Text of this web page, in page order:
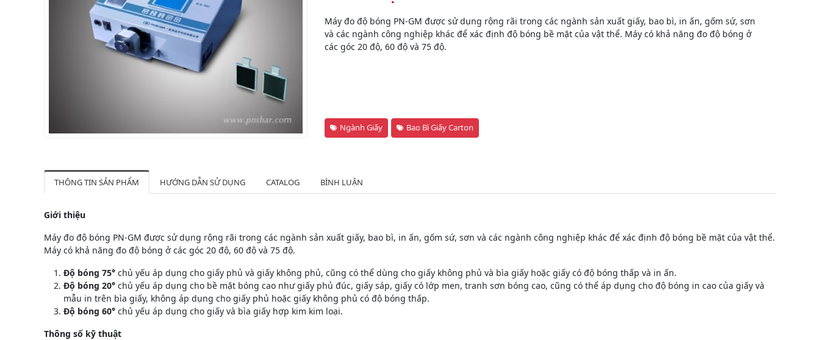
Máy đo độ bóng PN-GM được sử dụng rộng rãi trong các ngành sản xuất giấy, bao bì, in ấn, gốm sứ, sơn
và các ngành công nghiệp khác để xác định độ bóng bề mặt của vật thể. Máy có khả năng đo độ bóng ở
các góc 20 độ, 60 độ và 75 độ.
Ngành Giấy Bao Bì Giấy Carton
THÔNG TIN SẢN PHẨM HƯỚNG DẪN SỬ DỤNG CATALOG BÌNH LUẬN
Giới thiệu
Máy đo độ bóng PN-GM được sử dụng rộng rãi trong các ngành sản xuất giấy, bao bì, in ấn, gốm sứ, sơn và các ngành công nghiệp khác để xác định độ bóng bề mặt của vật thể.
Máy có khả năng đo độ bóng ở các góc 20 độ, 60 độ và 75 độ.
Độ bóng 75° chủ yếu áp dụng cho giấy phủ và giấy không phủ, cũng có thể dùng cho giấy không phủ và bìa giấy hoặc giấy có độ bóng thấp và in ấn.
Độ bóng 20° chủ yếu áp dụng cho bề mặt bóng cao như giấy phủ đúc, giấy sáp, giấy có lớp men, tranh sơn bóng cao, cũng có thể áp dụng cho độ bóng in cao của giấy và
mẫu in trên bìa giấy, không áp dụng cho giấy phủ hoặc giấy không phủ có độ bóng thấp.
Độ bóng 60° chủ yếu áp dụng cho giấy và bìa giấy hợp kim kim loại.
Thông số kỹ thuật